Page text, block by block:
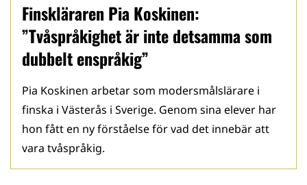
Finskläraren Pia Koskinen:
”Tvåspråkighet är inte detsamma som
dubbelt enspråkig”
Pia Koskinen arbetar som modersmålslärare i
finska i Västerås i Sverige. Genom sina elever har
hon fått en ny förståelse för vad det innebär att
vara tvåspråkig.